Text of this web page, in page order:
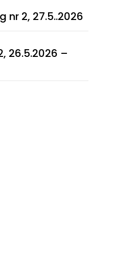
2, 27.5..2026
26.5.2026 –